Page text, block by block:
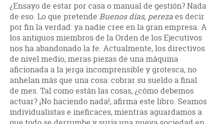
¿Ensayo de estar por casa o manual de gestión? Nada
de eso. Lo que pretende Buenos días, perezaes decir
por fin la verdad: ya nadie cree en la gran empresa. A
los antiguos miembros de la Orden de los Ejecutivos
nos ha abandonado la fe. Actualmente, los directivos
de nivel medio, meras piezas de una máquina
aficionada a la jerga incomprensible y grotesca, no
anhelan más que una cosa: cobrar su sueldo a final
de mes. Tal como están las cosas, ¿cómo debemos
actuar? ¡No haciendo nada!, afirma este libro. Seamos
individualistas e ineficaces, mientras aguardamos a